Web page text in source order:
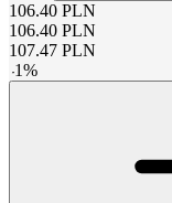
106.40 PLN
106.40 PLN
107.47 PLN
-1%